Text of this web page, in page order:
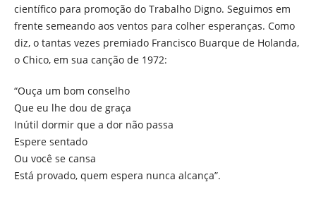
científico para promoção do Trabalho Digno. Seguimos em
frente semeando aos ventos para colher esperanças. Como
diz, o tantas vezes premiado Francisco Buarque de Holanda,
o Chico, em sua canção de 1972:
“Ouça um bom conselho
Que eu lhe dou de graça
Inútil dormir que a dor não passa
Espere sentado
Ou você se cansa
Está provado, quem espera nunca alcança”.